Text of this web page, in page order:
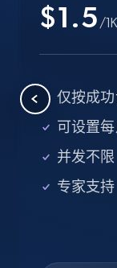
Searching
Name, URL,
Industries,
$1.5 /
仅按成
可设置
并发不限
专家支持